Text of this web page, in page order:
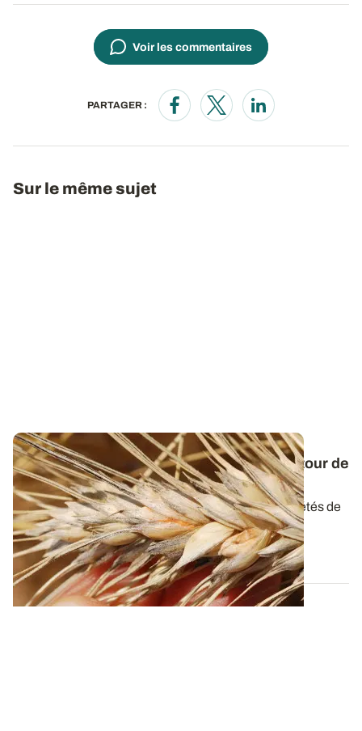
Voir les commentaires
PARTAGER :
Opens in a new window
Opens in a new window
Opens in a new
Sur le même sujet
Synthèse nationale - Variétés de blé dur : tour de
France des résultats d'essais 2021
Retrouvez les principales caractéristiques des variétés de
blé dur mises à jour avec les...
28 OCT. 2021